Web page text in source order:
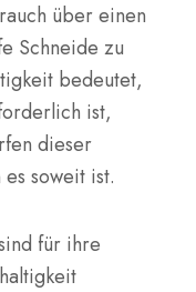
über einen
Schneide zu
bedeutet,
ist,
dieser
soweit ist.
für ihre